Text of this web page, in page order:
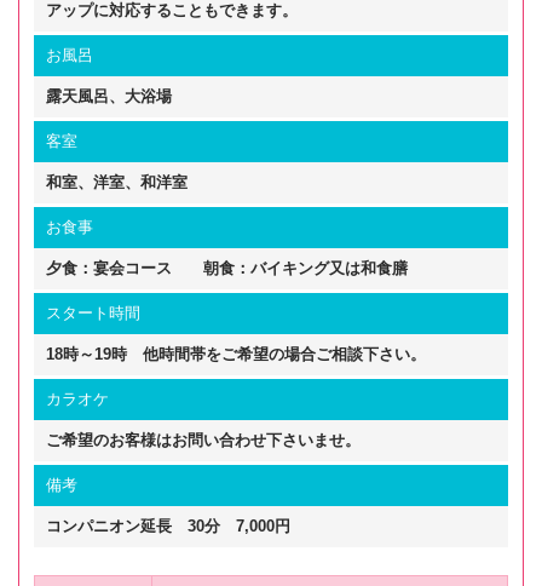
アップに対応することもできます。
お風呂
露天風呂、大浴場
客室
和室、洋室、和洋室
お食事
夕食：宴会コース 朝食：バイキング又は和食膳
スタート時間
18時～19時 他時間帯をご希望の場合ご相談下さい。
カラオケ
ご希望のお客様はお問い合わせ下さいませ。
備考
コンパニオン延長 30分 7,000円